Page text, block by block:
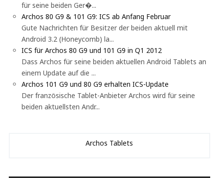
für seine beiden Ger�...
Archos 80 G9 & 101 G9: ICS ab Anfang Februar
Gute Nachrichten für Besitzer der beiden aktuell mit
Android 3.2 (Honeycomb) la...
ICS für Archos 80 G9 und 101 G9 in Q1 2012
Dass Archos für seine beiden aktuellen Android Tablets an
einem Update auf die ...
Archos 101 G9 und 80 G9 erhalten ICS-Update
Der französische Tablet-Anbieter Archos wird für seine
beiden aktuellsten Andr...
Archos Tablets